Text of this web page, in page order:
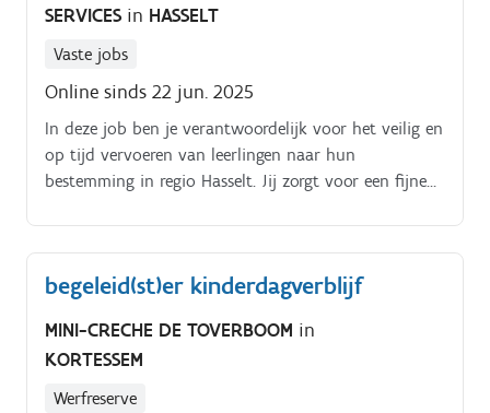
SERVICES in HASSELT
Vaste jobs
Online sinds 22 jun. 2025
In deze job ben je verantwoordelijk voor het veilig en
op tijd vervoeren van leerlingen naar hun
bestemming in regio Hasselt. Jij zorgt voor een fijne
begeleid(st)er kinderdagverblijf
MINI-CRECHE DE TOVERBOOM in
KORTESSEM
Werfreserve